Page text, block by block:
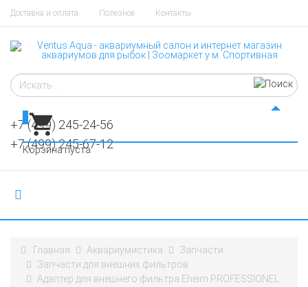
Доставка и оплата Полезное Контакты
+7 (499) 245-24-56
+7 (499) 245-67-12
Корзина пуста
Главная Аквариумистика
Запчасти
Запчасти для внешних фильтров
Адаптер для внешнего фильтра Eheim PROFESSIONEL